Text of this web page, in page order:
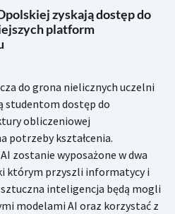
zyskają dostęp do
platform
do grona nielicznych uczelni
studentom dostęp do
obliczeniowej
potrzeby kształcenia.
zostanie wyposażone w dwa
którym przyszli informatycy i
inteligencja będą mogli
modelami AI oraz korzystać z